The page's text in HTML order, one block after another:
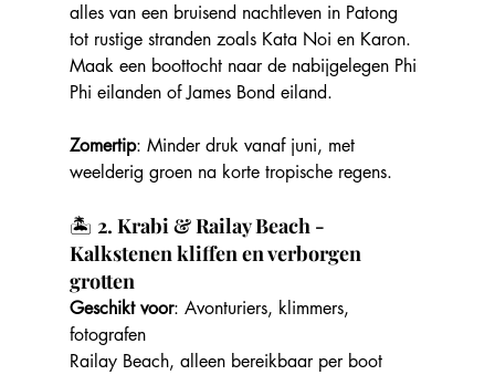
alles van een bruisend nachtleven in Patong
tot rustige stranden zoals Kata Noi en Karon.
Maak een boottocht naar de nabijgelegen Phi
Phi eilanden of James Bond eiland.
Zomertip: Minder druk vanaf juni, met
weelderig groen na korte tropische regens.
🏝️ 2. Krabi & Railay Beach -
Kalkstenen kliffen en verborgen
grotten
Geschikt voor: Avonturiers, klimmers,
fotografen
Railay Beach, alleen bereikbaar per boot